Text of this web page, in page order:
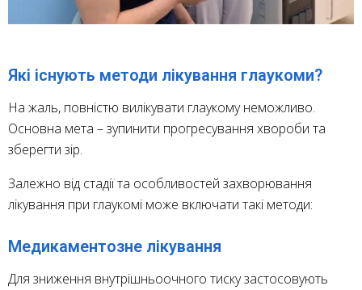
Які існують методи лікування глаукоми?
На жаль, повністю вилікувати глаукому неможливо.
Основна мета – зупинити прогресування хвороби та
зберегти зір.
Залежно від стадії та особливостей захворювання
лікування при глаукомі може включати такі методи:
Медикаментозне лікування
Для зниження внутрішньоочного тиску застосовують